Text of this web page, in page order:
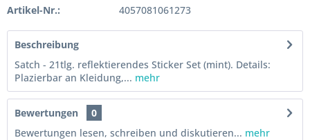
Artikel-Nr.: 4057081061273
Beschreibung
Satch - 21tlg. reflektierendes Sticker Set (mint). Details:
Plazierbar an Kleidung,... mehr
Bewertungen
0
Bewertungen lesen, schreiben und diskutieren... mehr